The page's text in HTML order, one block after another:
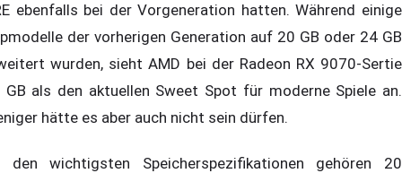
ebenfalls bei der Vorgeneration hatten. Während einige
der vorherigen Generation auf 20 GB oder 24 GB
wurden, sieht AMD bei der Radeon RX 9070-Sertie
GB als den aktuellen Sweet Spot für moderne Spiele an.
hätte es aber auch nicht sein dürfen.
den wichtigsten Speicherspezifikationen gehören 20